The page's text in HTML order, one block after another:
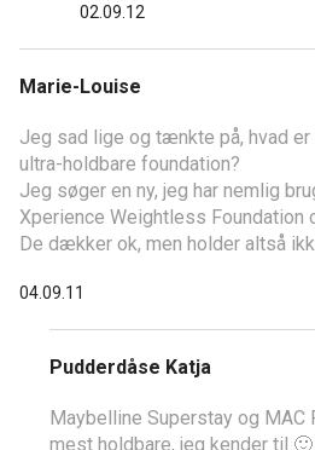
02.09.12
Marie-Louise
Jeg sad lige og tænkte på, hvad
ultra-holdbare foundation?
Jeg søger en ny, jeg har nemlig
Xperience Weightless Foundation
De dækker ok, men holder altså
04.09.11
Pudderdåse Katja
Maybelline Superstay og MAC
mest holdbare, jeg kender til 🙂